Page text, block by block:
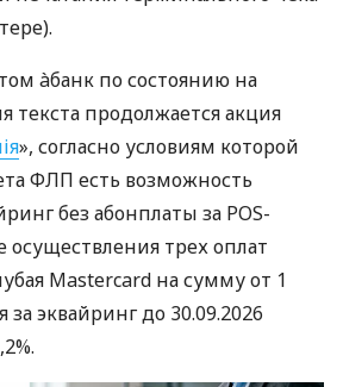
àбанк по состоянию на
текста продолжается акция
», согласно условиям которой
ФЛП есть возможность
без абонплаты за POS-
осуществления трех оплат
Mastercard на сумму от 1
эквайринг до 30.09.2026